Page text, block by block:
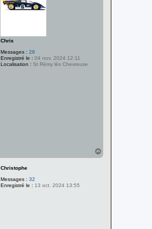
Chris
Messages : 26
Enregistré le : 04 nov. 2024 12:11
Localisation : St Rémy lès Chevreuse
a
Christophe
Messages : 32
Enregistré le : 13 oct. 2024 13:55